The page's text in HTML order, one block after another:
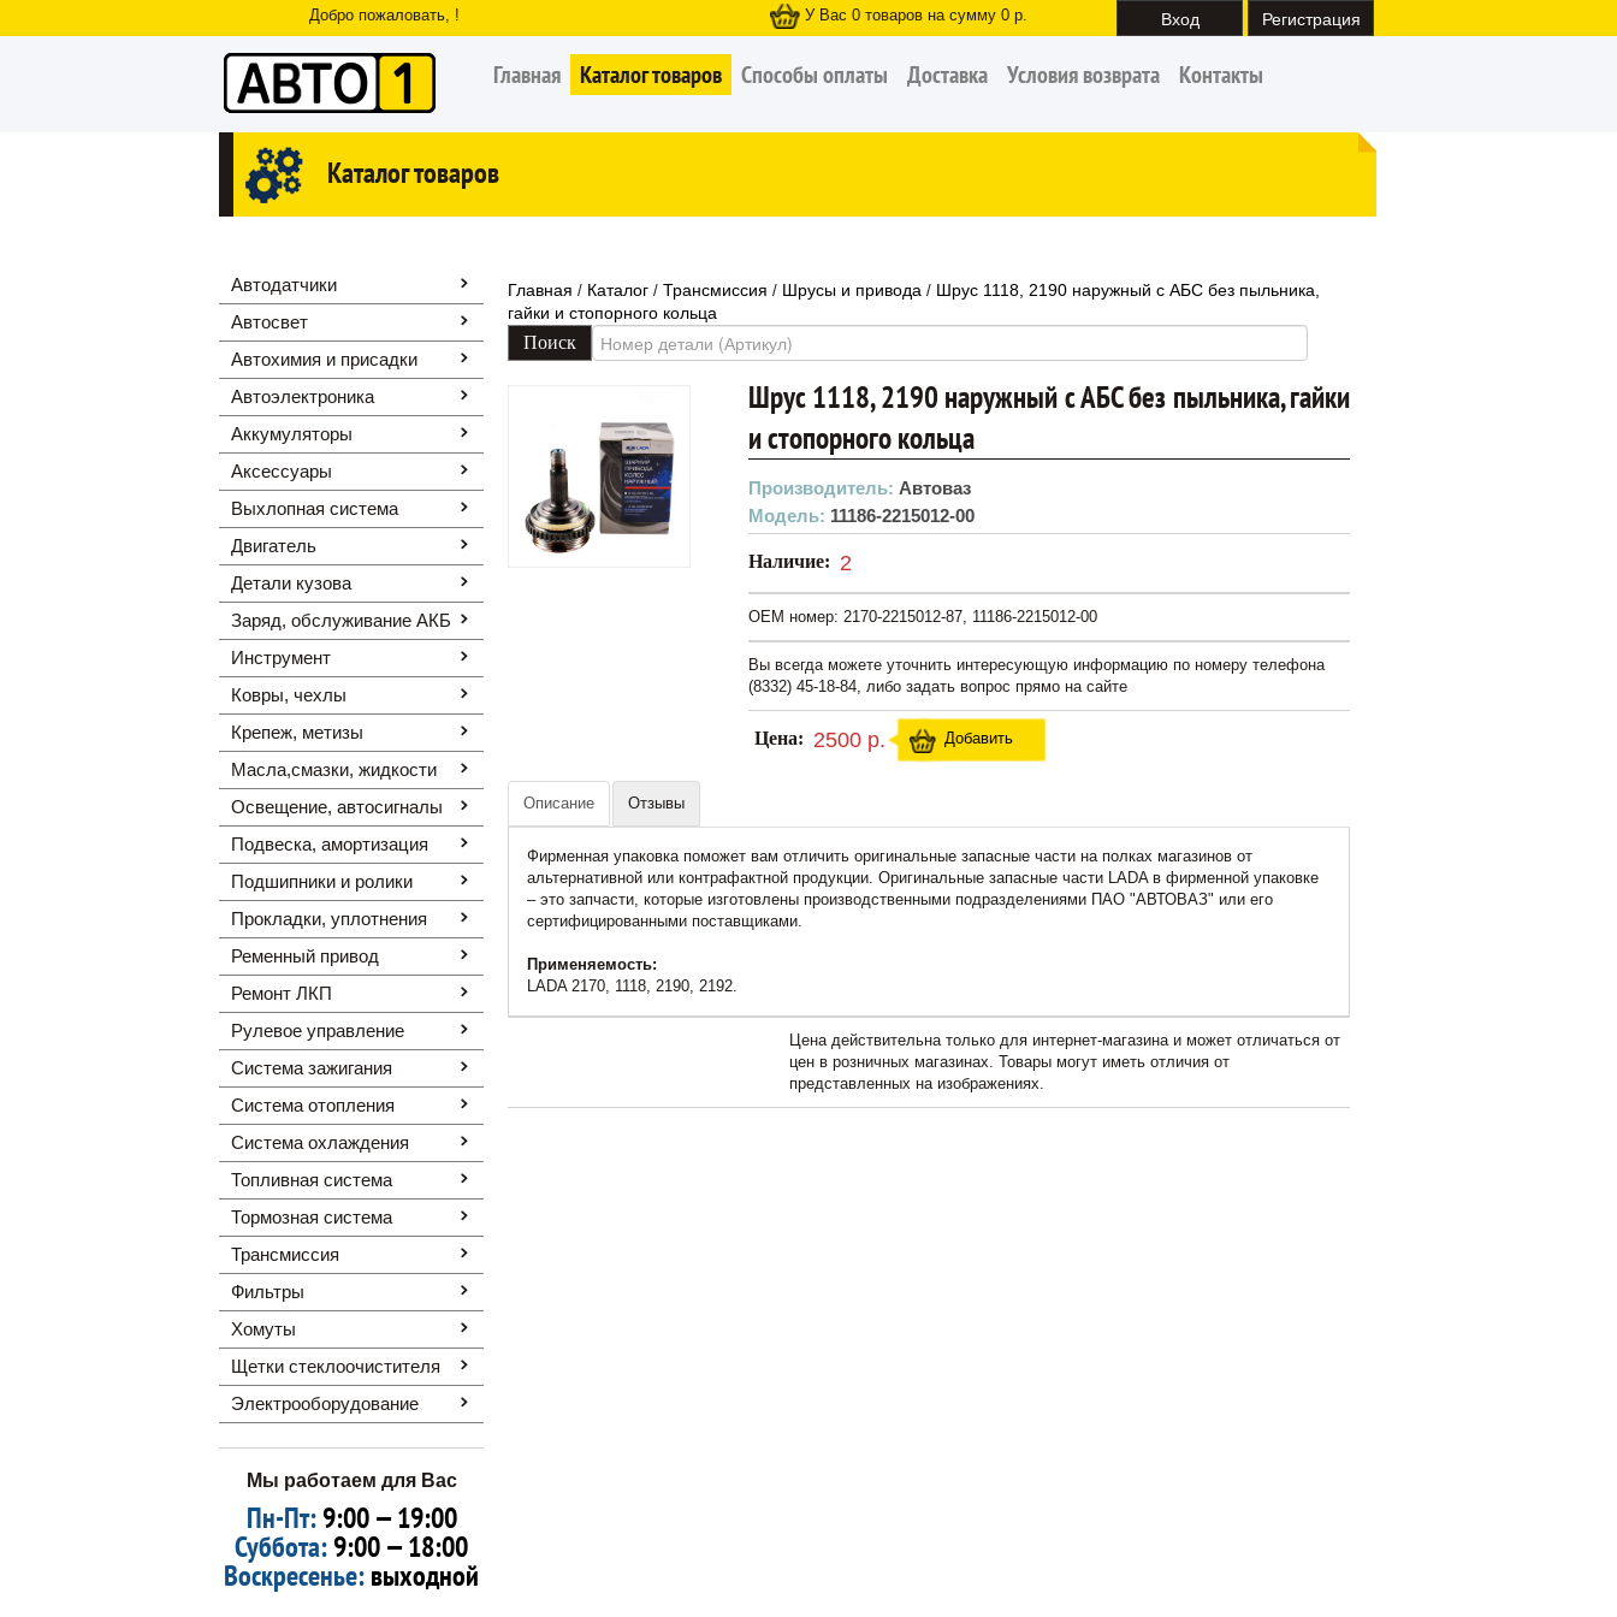
Добро пожаловать, ! У Вас 0 товаров на сумму 0 р. Вход Регистрация
Главная Каталог товаров Способы оплаты Доставка Условия возврата Контакты
Каталог товаров
Автодатчики
Автосвет
Автохимия и присадки
Автоэлектроника
Аккумуляторы
Аксессуары
Выхлопная система
Двигатель
Детали кузова
Заряд, обслуживание АКБ
Инструмент
Ковры, чехлы
Крепеж, метизы
Масла,смазки, жидкости
Освещение, автоcигналы
Подвеска, амортизация
Подшипники и ролики
Прокладки, уплотнения
Ременный привод
Ремонт ЛКП
Рулевое управление
Система зажигания
Система отопления
Система охлаждения
Топливная система
Тормозная система
Трансмиссия
Фильтры
Хомуты
Щетки стеклоочистителя
Электрооборудование
Мы работаем для Вас
Пн-Пт:9:00 — 19:00
Суббота:9:00 — 18:00
Воскресенье:выходной
Главная / Каталог / Трансмиссия / Шрусы и привода / Шрус 1118, 2190 наружный с АБС без пыльника,
гайки и стопорного кольца
Шрус 1118, 2190 наружный с АБС без пыльника, гайки
и стопорного кольца
Производитель: Автоваз
Модель: 11186-2215012-00
Наличие: 2
OEM номер: 2170-2215012-87, 11186-2215012-00
Вы всегда можете уточнить интересующую информацию по номеру телефона
(8332) 45-18-84, либо задать вопрос прямо на сайте
Цена: 2500 р. Добавить
Описание Отзывы
Фирменная упаковка поможет вам отличить оригинальные запасные части на полках магазинов от
альтернативной или контрафактной продукции. Оригинальные запасные части LADA в фирменной упаковке
– это запчасти, которые изготовлены производственными подразделениями ПАО "АВТОВАЗ" или его
сертифицированными поставщиками.
Применяемость:
LADA 2170, 1118, 2190, 2192.
Цена действительна только для интернет-магазина и может отличаться от
цен в розничных магазинах. Товары могут иметь отличия от
представленных на изображениях.